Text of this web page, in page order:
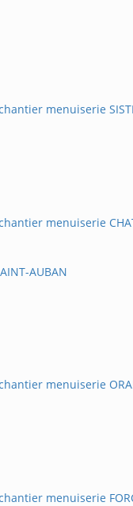
menuiserie
menuiserie
AUBAN
menuiserie
menuiserie